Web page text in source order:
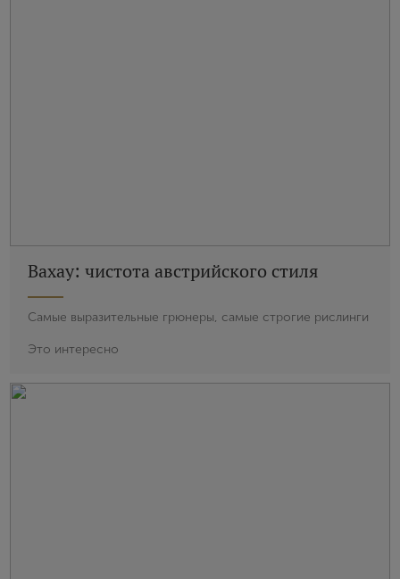
Вахау: чистота австрийского стиля
Самые выразительные грюнеры, самые строгие рислинги
Это интересно